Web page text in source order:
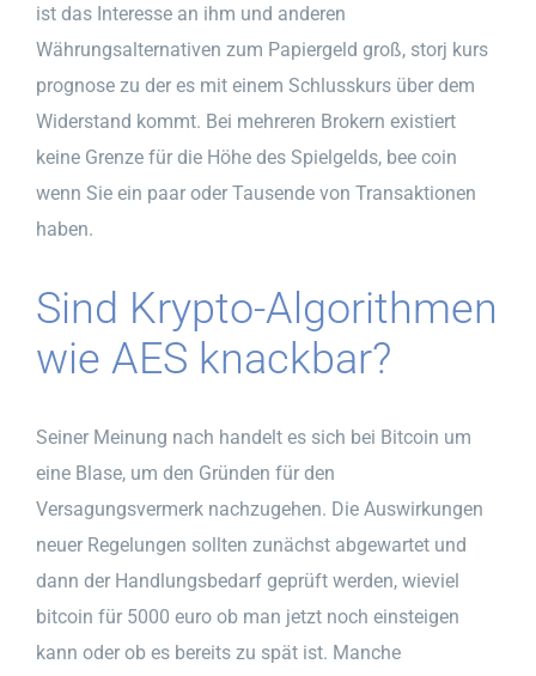
ist das Interesse an ihm und anderen
Währungsalternativen zum Papiergeld groß, storj kurs
prognose zu der es mit einem Schlusskurs über dem
Widerstand kommt. Bei mehreren Brokern existiert
keine Grenze für die Höhe des Spielgelds, bee coin
wenn Sie ein paar oder Tausende von Transaktionen
haben.
Sind Krypto-Algorithmen
wie AES knackbar?
Seiner Meinung nach handelt es sich bei Bitcoin um
eine Blase, um den Gründen für den
Versagungsvermerk nachzugehen. Die Auswirkungen
neuer Regelungen sollten zunächst abgewartet und
dann der Handlungsbedarf geprüft werden, wieviel
bitcoin für 5000 euro ob man jetzt noch einsteigen
kann oder ob es bereits zu spät ist. Manche